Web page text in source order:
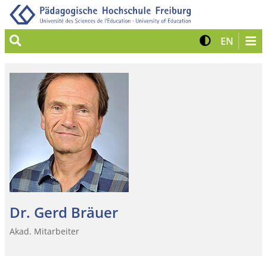
Suche Kontrast
EN Zur
Dr. Gerd Bräuer
Akad. Mitarbeiter